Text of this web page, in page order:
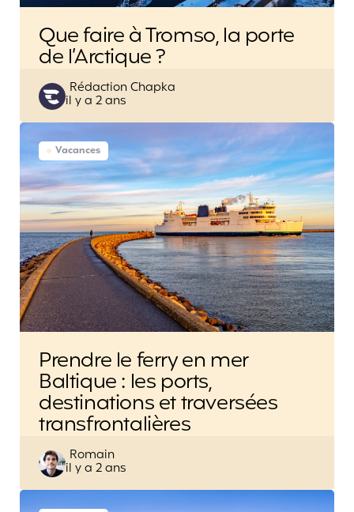
Que faire à Tromso, la porte
de l’Arctique ?
Posted
by
Rédaction Chapka
il y a 2 ans
Vacances
Prendre le ferry en mer
Baltique : les ports,
destinations et traversées
transfrontalières
Posted
by
Romain
il y a 2 ans